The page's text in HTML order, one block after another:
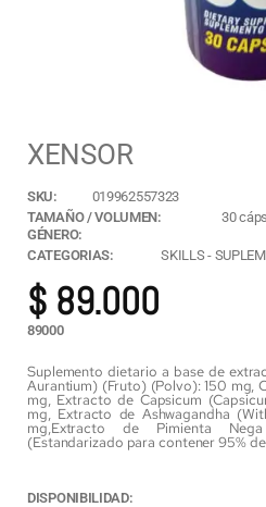
XENSOR
SKU:
019962557323
TAMAÑO / VOLUMEN:
30
GÉNERO:
CATEGORIAS:
SKILLS-
$ 89.000
89000
Suplemento dietario a base de
Aurantium) (Fruto) (Polvo): 150 mg,
mg, Extracto de Capsicum
mg, Extracto de Ashwagandha
mg,Extracto de Pimienta
(Estandarizado para contener 95%
DISPONIBILIDAD: